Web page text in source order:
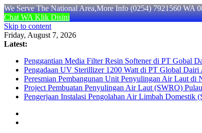
We Serve The National Area,More Info (0254) 7921560 WA
Chat WA Klik Disini
Skip to content
Friday, August 7, 2026
Latest:
Penggantian Media Filter Resin Softener di PT Gobal
Pengadaan UV Sterillizer 1200 Watt di PT Global Dairi
Peresmian Pembangunan Unit Penyulingan Air Laut di
Project Pembuatan Penyulingan Air Laut (SWRO)
Pengerjaan Instalasi Pengolahan Air Limbah Domestik